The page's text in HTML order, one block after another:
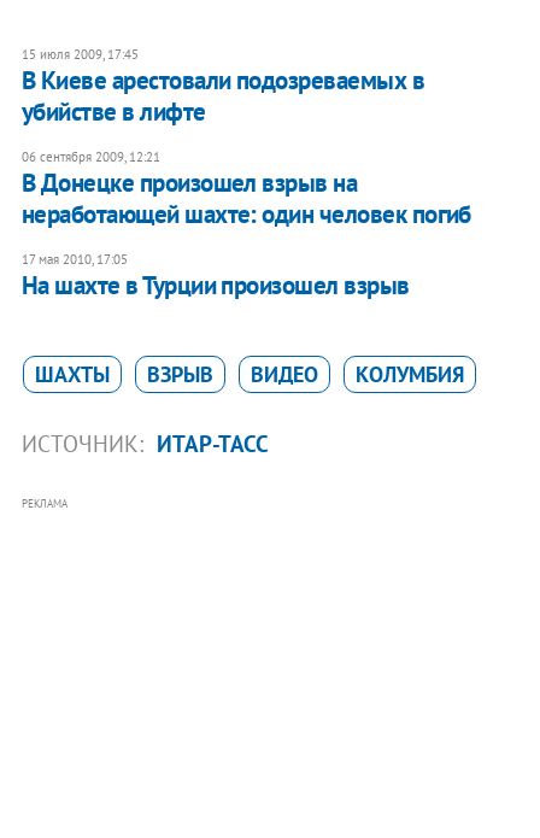
15 июля 2009, 17:45
В Киеве арестовали подозреваемых в
убийстве в лифте
06 сентября 2009, 12:21
В Донецке произошел взрыв на
неработающей шахте: один человек погиб
17 мая 2010, 17:05
На шахте в Турции произошел взрыв
ШАХТЫ ВЗРЫВ ВИДЕО КОЛУМБИЯ
ИСТОЧНИК: ИТАР-ТАСС
РЕКЛАМА